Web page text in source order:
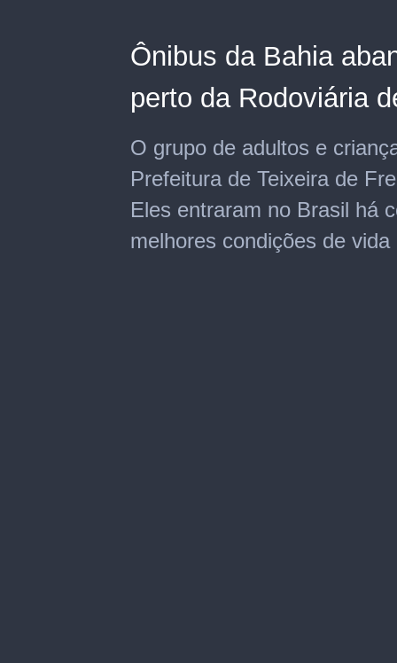
Ônibus da Bahia
perto da Rodoviária
O grupo de adultos e
Prefeitura de Teixeira de
Eles entraram no Brasil há
melhores condições de vida